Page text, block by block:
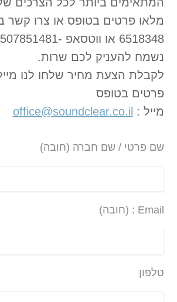
נשמח להעניק לכם שרות.
לקבלת הצעת מחיר שלחו לנו
פרטים בטופס
מייל : office@soundclear.co.il
שם פרטי / שם חברה (חובה)
Email : (חובה)
טלפון